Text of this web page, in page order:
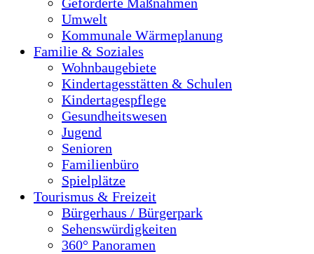
Umwelt
Kommunale Wärmeplanung
Familie & Soziales
Wohnbaugebiete
Kindertagesstätten & Schulen
Kindertagespflege
Gesundheitswesen
Jugend
Senioren
Familienbüro
Spielplätze
Tourismus & Freizeit
Bürgerhaus / Bürgerpark
Sehenswürdigkeiten
360° Panoramen